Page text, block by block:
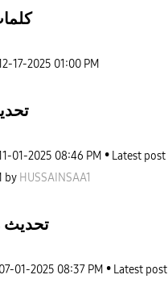
17-2025 01:00 PM
01-2025 08:46 PM
Latest post
by HUSSAINSAA1
‎07-01-2025 08:37 PM
Latest post